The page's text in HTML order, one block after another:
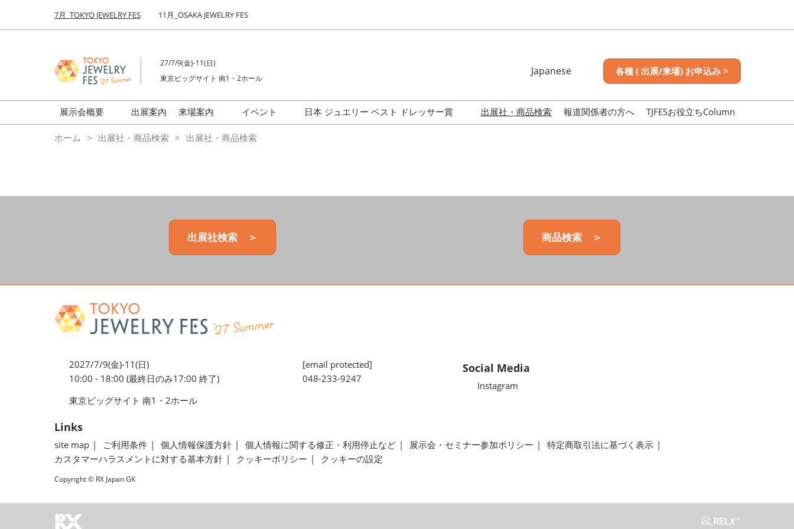
キ
し
て
む
to
7月_TOKYO JEWELRY FES 11月_OSAKA JEWELRY FES
27/7/9(金)-11(日)
東京ビッグサイト 南1・2ホール
Japanese
English
各種 ( 出展/来場) お申込み >
展示会概要
前回来場者数
ミネラル&ストーンFES
出展案内
来場案内
会場の様子
イベント
日本 ジュエリー ベスト ドレッサー賞
出展社・商品検索 報道関係者の方へ TJFESお役立ちColumn
ホーム 出展社・商品検索 出展社・商品検索
出展社検索 ＞ 商品検索 ＞
2027/7/9(金)-11(日)
10:00 - 18:00 (最終日のみ17:00 終了)
東京ビッグサイト 南1・2ホール
[email protected]
048-233-9247
Social Media
Instagram
Links
site map ご利用条件 個人情報保護方針 個人情報に関する修正・利用停止など 展示会・セミナー参加ポリシー
特定商取引法に基づく表示
カスタマーハラスメントに対する基本方針
クッキーポリシー クッキーの設定
Copyright © RX Japan GK